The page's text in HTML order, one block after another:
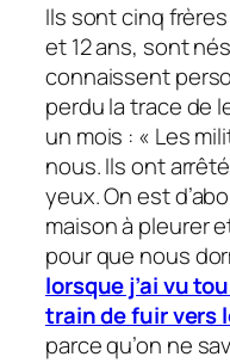
Ils sont cinq
et 12 ans, sont
connaissent
perdu la trace de
un mois : « Les
nous. Ils ont
yeux. On est
maison à pleurer
pour que nous
lorsque j’ai vu
train de fuir vers
parce qu’on ne